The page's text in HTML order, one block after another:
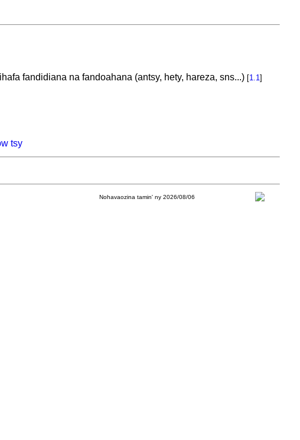
fandidiana na fandoahana (antsy, hety, hareza, sns...) [1.1]
tsy
Nohavaozina tamin' ny 2026/08/06